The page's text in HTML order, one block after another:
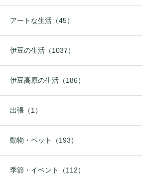
アートな生活（45）
伊豆の生活（1037）
伊豆高原の生活（186）
出張（1）
動物・ペット（193）
季節・イベント（112）